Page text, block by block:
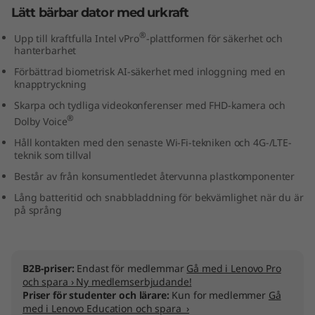
l
)
Lätt bärbar dator med urkraft
Upp till kraftfulla Intel vPro®-plattformen för säkerhet och
hanterbarhet
Förbättrad biometrisk AI-säkerhet med inloggning med en
knapptryckning
Skarpa och tydliga videokonferenser med FHD-kamera och
Dolby Voice®
Håll kontakten med den senaste Wi-Fi-tekniken och 4G-/LTE-
teknik som tillval
Består av från konsumentledet återvunna plastkomponenter
Lång batteritid och snabbladdning för bekvämlighet när du är
på språng
B2B-priser: Endast för medlemmar Gå med i Lenovo Pro
och spara › Ny medlemserbjudande!
Priser för studenter och lärare: Kun for medlemmer Gå
med i Lenovo Education och spara ›